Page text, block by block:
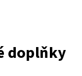
doplňky